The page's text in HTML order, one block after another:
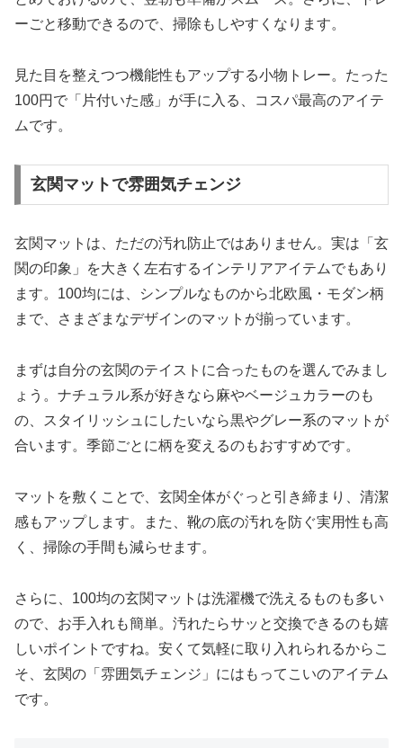
ーごと移動できるので、掃除もしやすくなります。
見た目を整えつつ機能性もアップする小物トレー。たった
100円で「片付いた感」が手に入る、コスパ最高のアイテ
ムです。
玄関マットで雰囲気チェンジ
玄関マットは、ただの汚れ防止ではありません。実は「玄
関の印象」を大きく左右するインテリアアイテムでもあり
ます。100均には、シンプルなものから北欧風・モダン柄
まで、さまざまなデザインのマットが揃っています。
まずは自分の玄関のテイストに合ったものを選んでみまし
ょう。ナチュラル系が好きなら麻やベージュカラーのも
の、スタイリッシュにしたいなら黒やグレー系のマットが
合います。季節ごとに柄を変えるのもおすすめです。
マットを敷くことで、玄関全体がぐっと引き締まり、清潔
感もアップします。また、靴の底の汚れを防ぐ実用性も高
く、掃除の手間も減らせます。
さらに、100均の玄関マットは洗濯機で洗えるものも多い
ので、お手入れも簡単。汚れたらサッと交換できるのも嬉
しいポイントですね。安くて気軽に取り入れられるからこ
そ、玄関の「雰囲気チェンジ」にはもってこいのアイテム
です。